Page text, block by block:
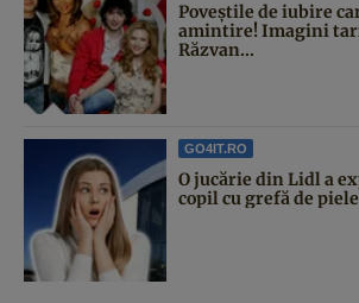
Poveştile de iubire
amintire! Imagini
Răzvan...
GO4IT.RO
O jucărie din Lidl a
copil cu grefă de piele